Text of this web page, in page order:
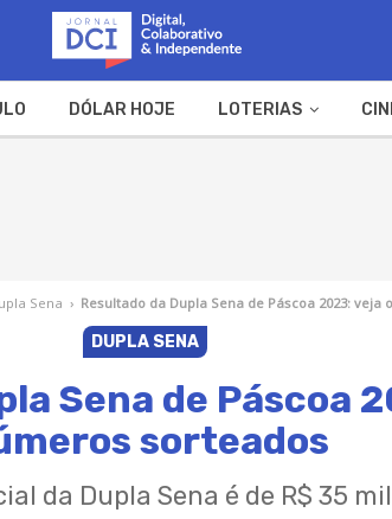
DÓLAR HOJE LOTERIAS
Sena › Resultado da Dupla Sena de Páscoa 2023:
DUPLA SENA
Sena de Páscoa
sorteados
da Dupla Sena é de R$ 35